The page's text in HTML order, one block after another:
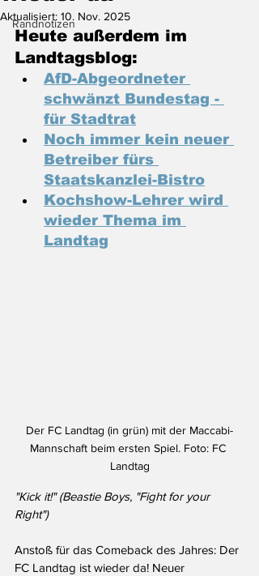
Randnotizen
Aktualisiert: 10. Nov. 2025
Heute außerdem im
Landtagsblog:
AfD-Abgeordneter
schwänzt Bundestag -
für Stadtrat
Noch immer kein neuer
Betreiber fürs
Staatskanzlei-Bistro
Kochshow-Lehrer wird
wieder Thema im
Landtag
Der FC Landtag (in grün) mit der Maccabi-
Mannschaft beim ersten Spiel. Foto: FC
Landtag
"Kick it!" (Beastie Boys, "Fight for your
Right")
Anstoß für das Comeback des Jahres: Der
FC Landtag ist wieder da! Neuer